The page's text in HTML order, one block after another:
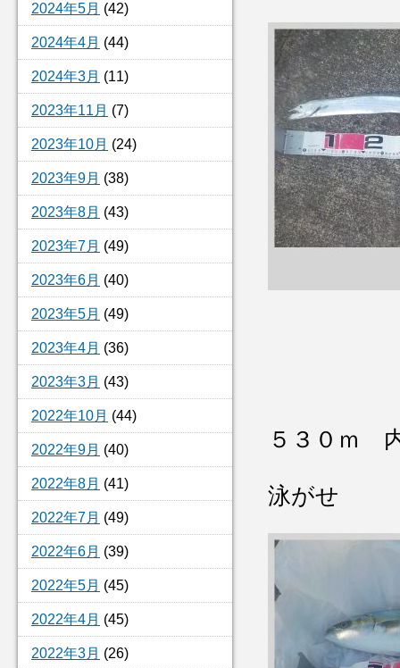
2024年5月 (42)
2024年4月 (44)
2024年3月 (11)
2023年11月 (7)
2023年10月 (24)
2023年9月 (38)
2023年8月 (43)
2023年7月 (49)
2023年6月 (40)
2023年5月 (49)
2023年4月 (36)
2023年3月 (43)
2022年10月 (44)
2022年9月 (40)
2022年8月 (41)
2022年7月 (49)
2022年6月 (39)
2022年5月 (45)
2022年4月 (45)
2022年3月 (26)
５３０ｍ
泳がせ